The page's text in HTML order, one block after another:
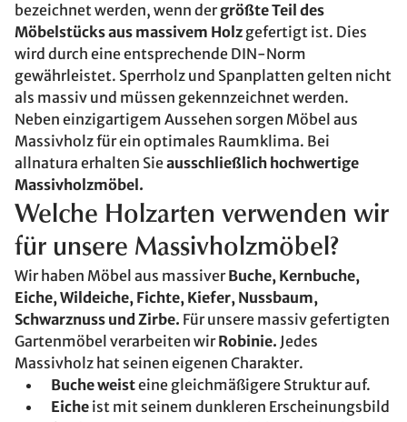
bezeichnet werden, wenn dergrößte Teil des
Möbelstücks aus massivem Holz gefertigt ist. Dies
wird durch eine entsprechende DIN-Norm
gewährleistet. Sperrholz und Spanplatten gelten nicht
als massiv und müssen gekennzeichnet werden.
Neben einzigartigem Aussehen sorgen Möbel aus
Massivholz für ein optimales Raumklima. Bei
allnatura erhalten Sieausschließlich hochwertige
Massivholzmöbel.
Welche Holzarten verwenden wir
für unsere Massivholzmöbel?
Wir haben Möbel aus massiverBuche, Kernbuche,
Eiche, Wildeiche, Fichte, Kiefer, Nussbaum,
Schwarznuss und Zirbe. Für unsere massiv gefertigten
Gartenmöbel verarbeiten wirRobinie. Jedes
Massivholz hat seinen eigenen Charakter.
Buche weisteine gleichmäßigere Struktur auf.
Eiche ist mit seinem dunkleren Erscheinungsbild